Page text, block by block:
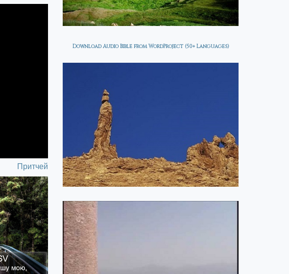
Притчей
Download Audio Bible from WordProject (50+ Languages)